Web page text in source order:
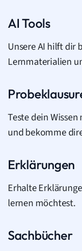
AI Tools
Unsere AI hilft dir
Lernmaterialien
Teste dein
und bekomme
Erklärungen
Erhalte
lernen möchtest.
Sachbücher